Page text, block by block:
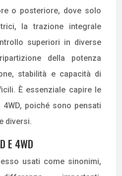
o posteriore, dove solo
la trazione integrale
superiori in diverse
della potenza
stabilità e capacità di
È essenziale capire le
poiché sono pensati
diversi.
E 4WD
usati come sinonimi,